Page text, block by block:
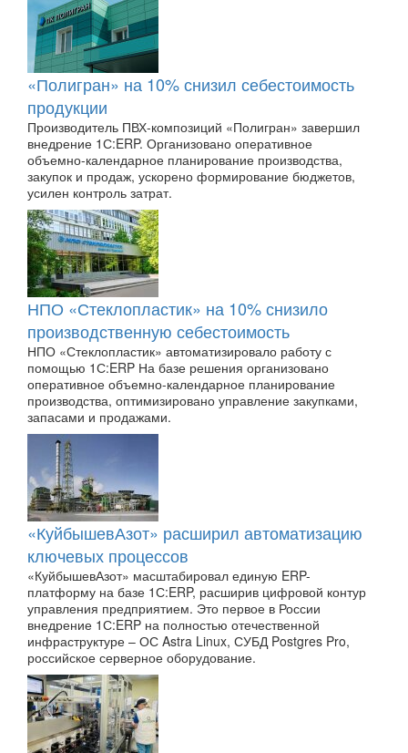
«Полигран» на 10% снизил себестоимость
продукции
Производитель ПВХ-композиций «Полигран» завершил
внедрение 1С:ERP. Организовано оперативное
объемно-календарное планирование производства,
закупок и продаж, ускорено формирование бюджетов,
усилен контроль затрат.
НПО «Стеклопластик» на 10% снизило
производственную себестоимость
НПО «Стеклопластик» автоматизировало работу с
помощью 1С:ERP На базе решения организовано
оперативное объемно-календарное планирование
производства, оптимизировано управление закупками,
запасами и продажами.
«КуйбышевАзот» расширил автоматизацию
ключевых процессов
«КуйбышевАзот» масштабировал единую ERP-
платформу на базе 1С:ERP, расширив цифровой контур
управления предприятием. Это первое в России
внедрение 1С:ERP на полностью отечественной
инфраструктуре – ОС Astra Linux, СУБД Postgres Pro,
российское серверное оборудование.